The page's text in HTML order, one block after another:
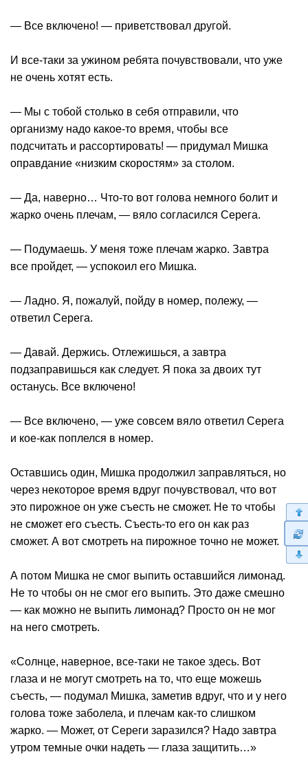
— Все включено! — приветствовал другой.
И все-таки за ужином ребята почувствовали, что уже
не очень хотят есть.
— Мы с тобой столько в себя отправили, что
организму надо какое-то время, чтобы все
подсчитать и рассортировать! — придумал Мишка
оправдание «низким скоростям» за столом.
— Да, наверно… Что-то вот голова немного болит и
жарко очень плечам, — вяло согласился Серега.
— Подумаешь. У меня тоже плечам жарко. Завтра
все пройдет, — успокоил его Мишка.
— Ладно. Я, пожалуй, пойду в номер, полежу, —
ответил Серега.
— Давай. Держись. Отлежишься, а завтра
подзаправишься как следует. Я пока за двоих тут
останусь. Все включено!
— Все включено, — уже совсем вяло ответил Серега
и кое-как поплелся в номер.
Оставшись один, Мишка продолжил заправляться, но
через некоторое время вдруг почувствовал, что вот
это пирожное он уже съесть не сможет. Не то чтобы
не сможет его съесть. Съесть-то его он как раз
сможет. А вот смотреть на пирожное точно не может.
А потом Мишка не смог выпить оставшийся лимонад.
Не то чтобы он не смог его выпить. Это даже смешно
— как можно не выпить лимонад? Просто он не мог
на него смотреть.
«Солнце, наверное, все-таки не такое здесь. Вот
глаза и не могут смотреть на то, что еще можешь
съесть, — подумал Мишка, заметив вдруг, что и у него
голова тоже заболела, и плечам как-то слишком
жарко. — Может, от Сереги заразился? Надо завтра
утром темные очки надеть — глаза защитить…»